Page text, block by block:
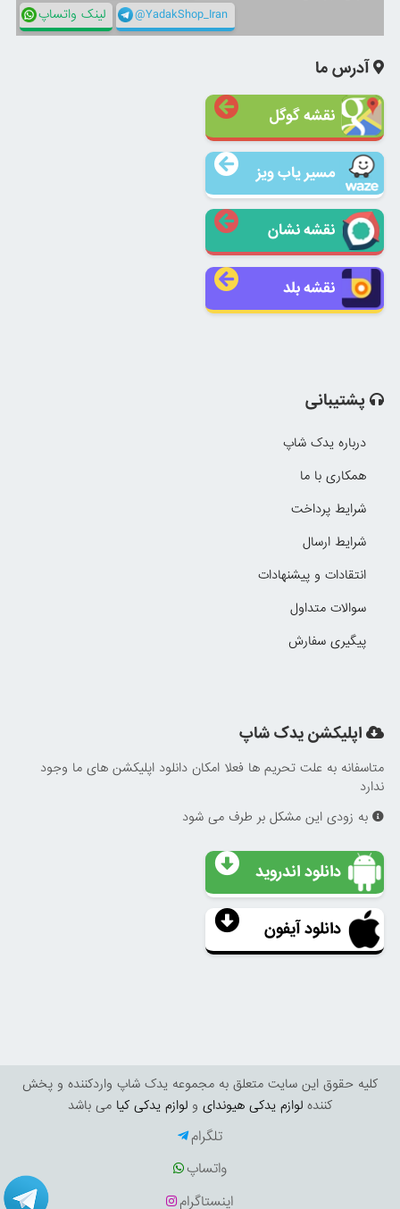
لینک واتساپ @YadakShop_Iran
آدرس ما
نقشه گوگل
مسیر یاب ویز
نقشه نشان
نقشه بلد
پشتیبانی
درباره یدک شاپ
همکاری با ما
شرایط پرداخت
شرایط ارسال
انتقادات و پیشنهادات
سوالات متداول
پیگیری سفارش
اپلیکشن یدک شاپ
متاسفانه به علت تحریم ها فعلا امکان دانلود اپلیکشن های ما وجود
ندارد
به زودی این مشکل بر طرف می شود
دانلود اندروید
دانلود آیفون
کليه حقوق اين سايت متعلق به مجموعه یدک شاپ واردکننده و پخش
کننده لوازم یدکی هیوندای و لوازم یدکی کیا می باشد
تلگرام
واتساپ
اینستاگرام